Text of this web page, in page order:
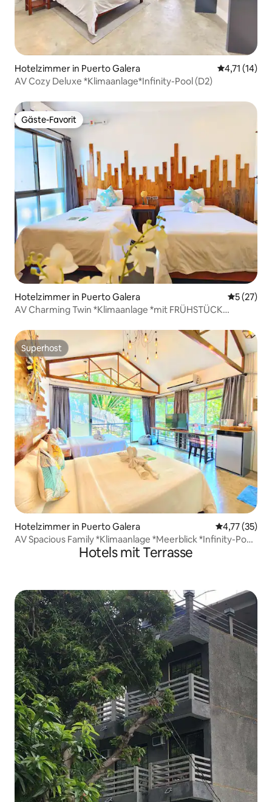
Hotelzimmer in Puerto Galera
4,71 (14)
AV Cozy Deluxe *Klimaanlage*Infinity-Pool (D2)
Gäste-Favorit
Gäste-Favorit
Hotelzimmer in Puerto Galera
5 (27)
AV Charming Twin *Klimaanlage *mit FRÜHSTÜCK
Superhost
Superhost
Hotelzimmer in Puerto Galera
4,77 (35)
AV Spacious Family *Klimaanlage *Meerblick *Infinity-Pool
Hotels mit Terrasse